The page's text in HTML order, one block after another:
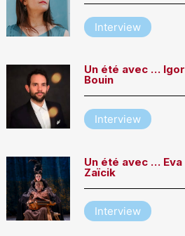
Interview
Un été avec … Igor
Bouin
Interview
Un été avec … Eva
Zaïcik
Interview